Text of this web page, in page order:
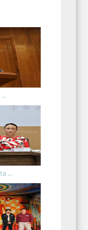
...